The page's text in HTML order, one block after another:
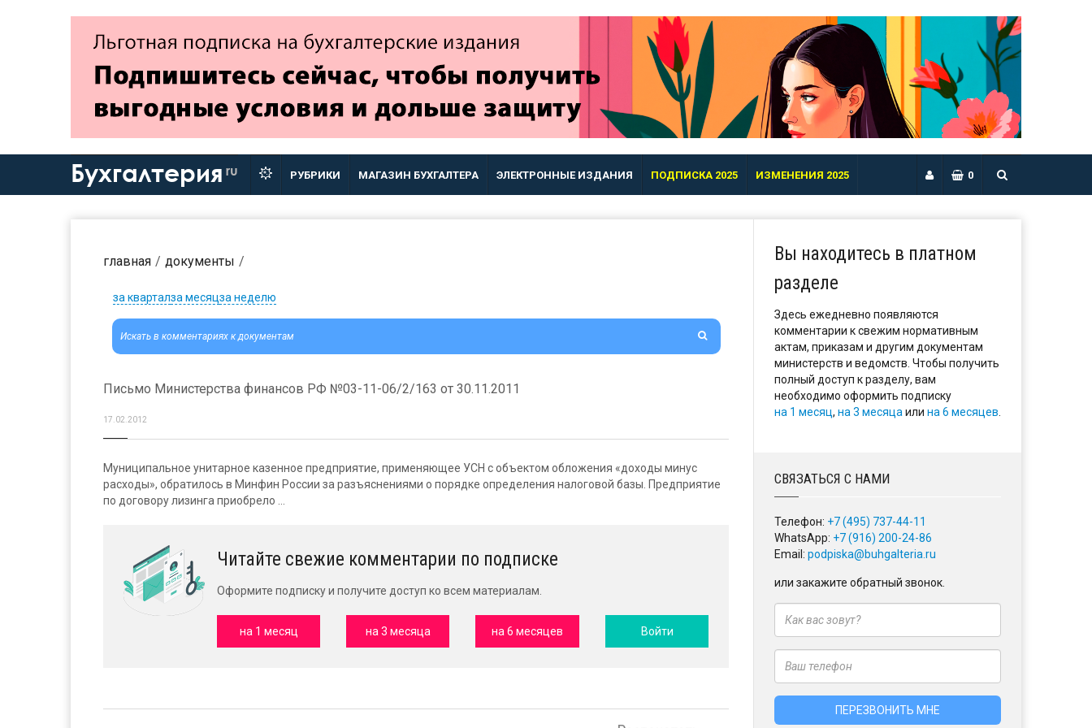
Бухгалтерия ru РУБРИКИ МАГАЗИН БУХГАЛТЕРА ЭЛЕКТРОННЫЕ ИЗДАНИЯ ПОДПИСКА 2025 ИЗМЕНЕНИЯ 2025 0
главная документы
за кварталза месяцза неделю
Письмо Министерства финансов РФ №03-11-06/2/163 от 30.11.2011
17.02.2012
Муниципальное унитарное казенное предприятие, применяющее УСН с объектом обложения «доходы минус
расходы», обратилось в Минфин России за разъяснениями о порядке определения налоговой базы. Предприятие
по договору лизинга приобрело ...
Читайте свежие комментарии по подписке
Оформите подписку и получите доступ ко всем материалам.
на 1 месяц на 3 месяца на 6 месяцев Войти
Вы находитесь в платном
разделе
Здесь ежедневно появляются
комментарии к свежим нормативным
актам, приказам и другим документам
министерств и ведомств. Чтобы получить
полный доступ к разделу, вам
необходимо оформить подписку
на 1 месяц, на 3 месяца или на 6 месяцев
СВЯЗАТЬСЯ С НАМИ
Телефон: +7 (495) 737-44-11
WhatsApp: +7 (916) 200-24-86
Email: podpiska@buhgalteria.ru
или закажите обратный звонок.